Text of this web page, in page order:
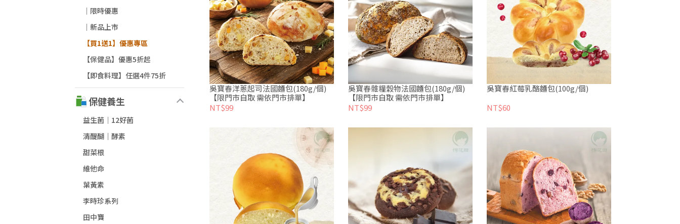
｜限時優惠
｜新品上市
【買1送1】優惠專區
【保健品】優惠5折起
【即食料理】任選4件75折
保健養生
益生菌│12好菌
清醍醐｜酵素
甜菜根
維他命
葉黃素
李時珍系列
田中寶
吳寶春洋蔥起司法國麵包(180g/個)
【限門市自取 需依門市排單】
NT$99
吳寶春雜糧穀物法國麵包(180g/個)
【限門市自取 需依門市排單】
NT$99
吳寶春紅莓乳酪麵包(100g/個)
NT$60